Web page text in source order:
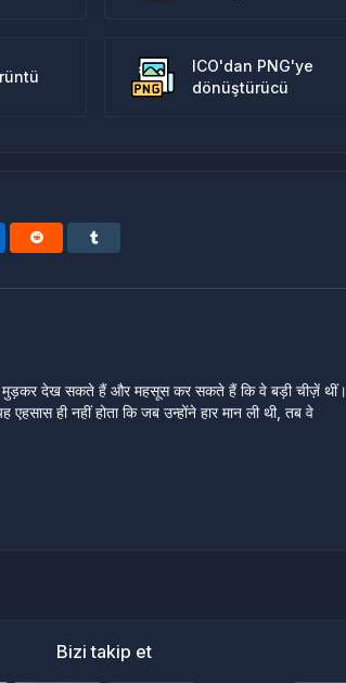
ICO'dan PNG'ye
dönüştürücü
मुड़कर देख सकते हैं और महसूस कर सकते हैं कि वे बड़ी चीज़ें थीं।
ही नहीं होता कि जब उन्होंने हार मान ली थी, तब वे
Bizi takip et